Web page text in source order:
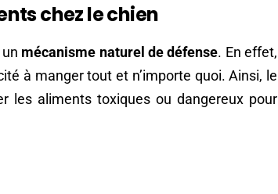
chez le chien
mécanisme naturel de défense. En effet,
à manger tout et n’importe quoi. Ainsi, le
les aliments toxiques ou dangereux pour